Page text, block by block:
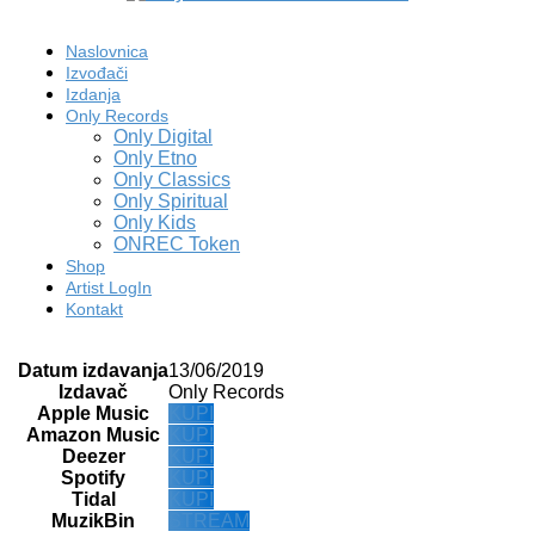
Naslovnica
Izvođači
Izdanja
Only Records
Only Digital
Only Etno
Only Classics
Only Spiritual
Only Kids
ONREC Token
Shop
Artist LogIn
Kontakt
Datum izdavanja13/06/2019
Izdavač
Only Records
Apple Music
KUPI
Amazon Music
KUPI
Deezer
KUPI
Spotify
KUPI
Tidal
KUPI
MuzikBin
STREAM